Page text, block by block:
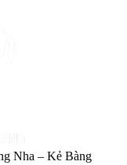
Nha – Kẻ Bàng